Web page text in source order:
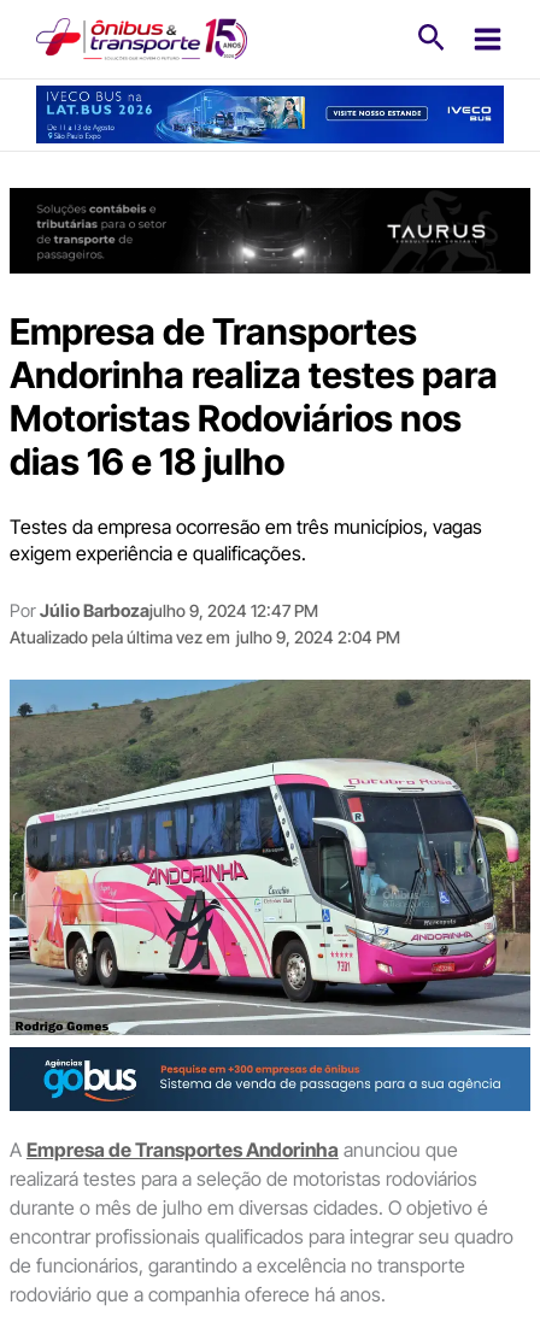
conteúdo
Empresa de Transportes
Andorinha realiza testes para
Motoristas Rodoviários nos
dias 16 e 18 julho
Testes da empresa ocorresão em três municípios, vagas
exigem experiência e qualificações.
PorJúlio Barbozajulho 9, 2024 12:47 PM
Atualizado pela última vez em julho 9, 2024 2:04 PM
A Empresa de Transportes Andorinha anunciou que
realizará testes para a seleção de motoristas rodoviários
durante o mês de julho em diversas cidades. O objetivo é
encontrar profissionais qualificados para integrar seu quadro
de funcionários, garantindo a excelência no transporte
rodoviário que a companhia oferece há anos.